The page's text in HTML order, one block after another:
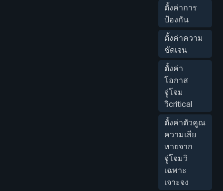
ตั้งค่าการ
ป้องกัน
ตั้งค่าความ
ชัดเจน
ตั้งค่า
โอกาส
จู่โจม
วิcritical
ตั้งค่าตัวคูณ
ความเสีย
หายจาก
จู่โจมวิ
เฉพาะ
เจาะจง